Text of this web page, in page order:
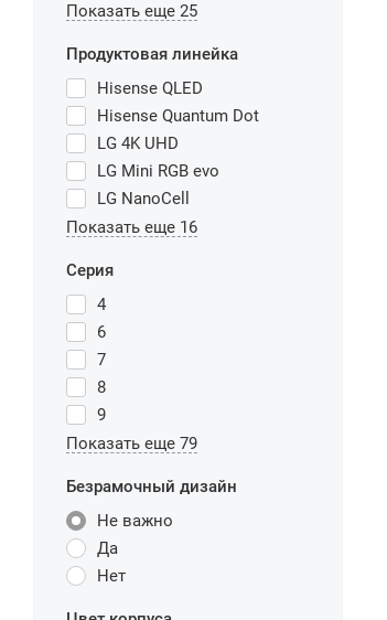
Показать еще 25
Продуктовая линейка
Hisense QLED
Hisense Quantum Dot
LG 4K UHD
LG Mini RGB evo
LG NanoCell
Показать еще 16
Серия
4
6
7
8
9
Показать еще 79
Безрамочный дизайн
Не важно
Да
Нет